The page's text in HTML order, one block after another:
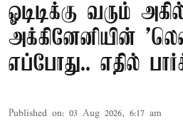
ஓடிடிக்கு வரும்
அக்கினேனியின்
எப்போது.. எதில்
Published on: 03 Aug 2026, 6:17 am